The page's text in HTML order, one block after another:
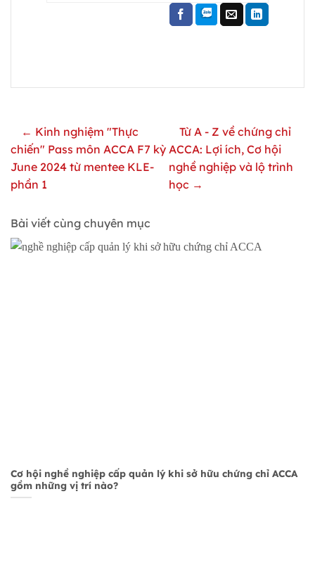
← Kinh nghiệm "Thực
chiến" Pass môn ACCA F7 kỳ
June 2024 từ mentee KLE-
phần 1
Từ A - Z về chứng chỉ
ACCA: Lợi ích, Cơ hội
nghề nghiệp và lộ trình
học →
Bài viết cùng chuyên mục
Cơ hội nghề nghiệp cấp quản lý khi sở hữu chứng chỉ ACCA
gồm những vị trí nào?